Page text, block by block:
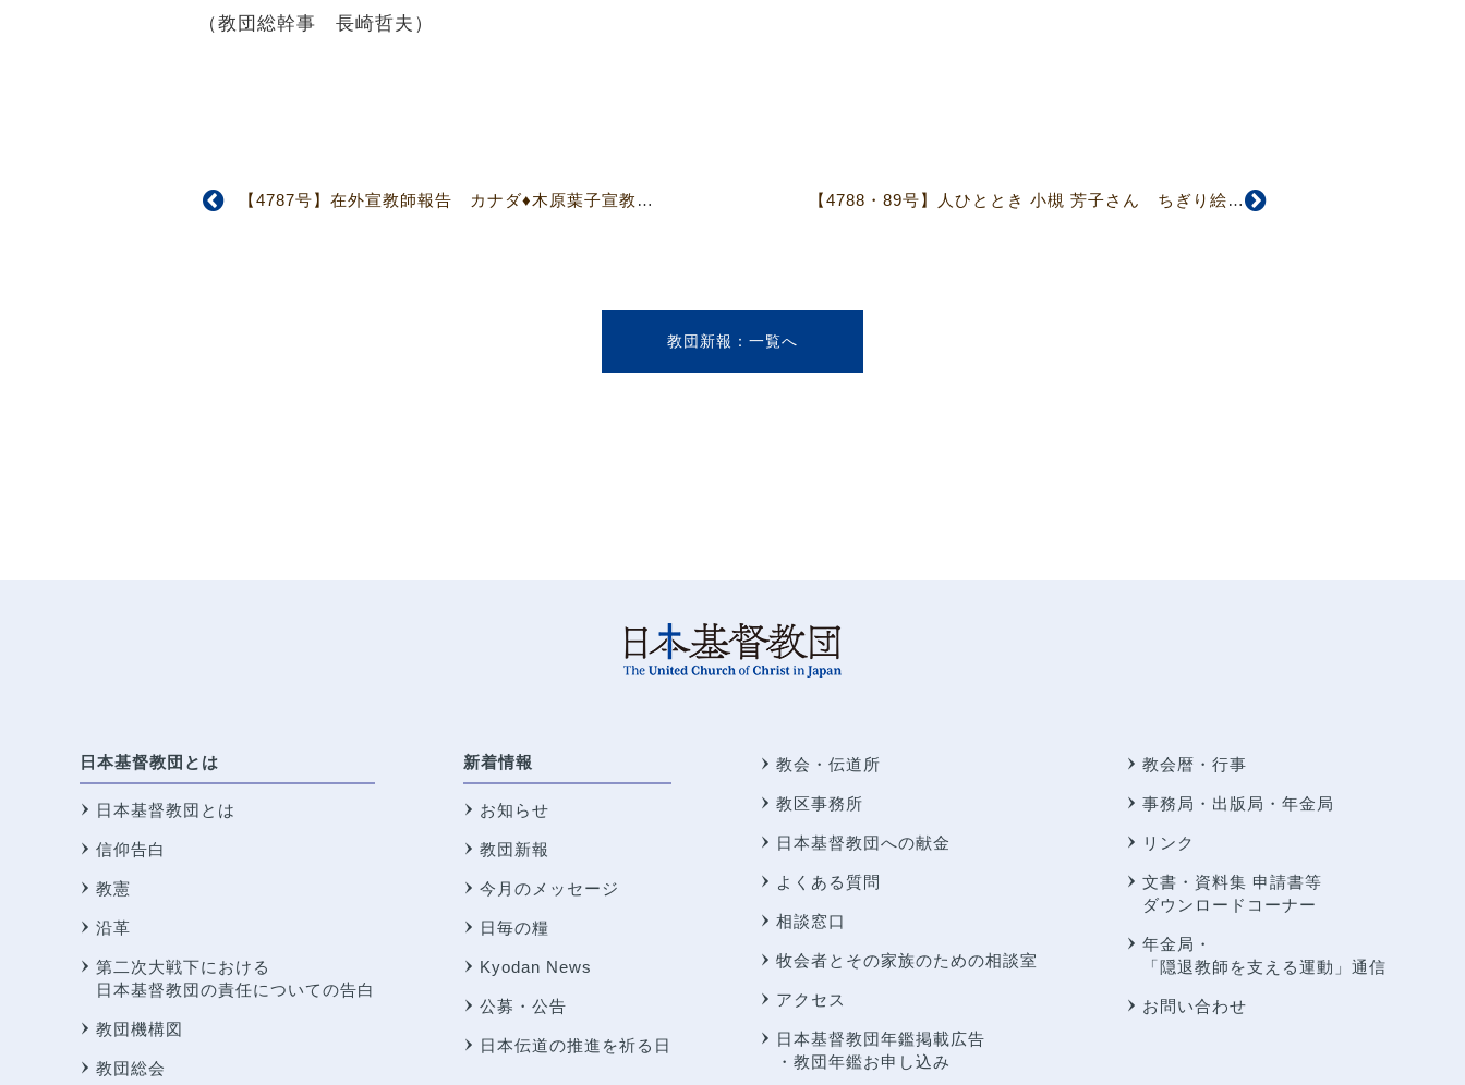
（教団総幹事 長崎哲夫）
【4787号】在外宣教師報告 カナダ♦木原葉子宣教師／ブラジル♦小井沼眞樹子宣教師 【4788・89号】人ひととき 小槻 芳子さん ちぎり絵に込めた信仰
教団新報
日本基督教団とは
日本基督教団とは
信仰告白
教憲
沿革
第二次大戦下における
日本基督教団の責任についての告白
教団機構図
教団総会
新着情報
お知らせ
教団新報
今月のメッセージ
日毎の糧
Kyodan News
公募・公告
日本伝道の推進を祈る日
教会・伝道所
教区事務所
日本基督教団への献金
よくある質問
相談窓口
牧会者とその家族のための相談室
アクセス
日本基督教団年鑑掲載広告
・教団年鑑お申し込み
教会暦・行事
事務局・出版局・年金局
リンク
文書・資料集 申請書等
ダウンロードコーナー
年金局・
「隠退教師を支える運動」通信
お問い合わせ